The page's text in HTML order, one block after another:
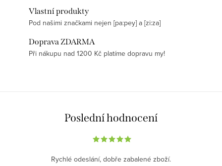
Vlastní produkty
Pod našimi značkami nejen [pa:pey] a [zi:za]
Doprava ZDARMA
Při nákupu nad 1200 Kč platíme dopravu my!
Poslední hodnocení
Rychlé odeslání, dobře zabalené zboží.